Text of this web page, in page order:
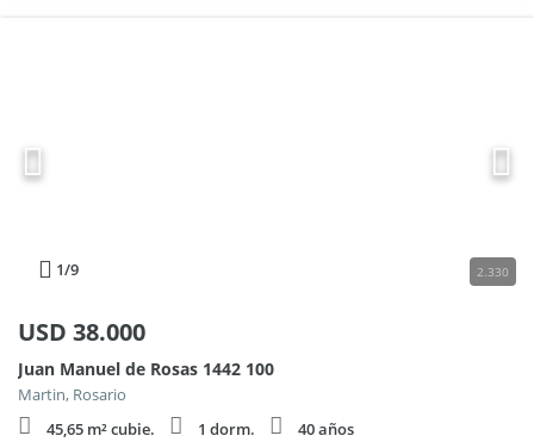
1/9 2.330
USD 38.000
Juan Manuel de Rosas 1442 100
Martin, Rosario
45,65 m² cubie.
1 dorm.
40 años